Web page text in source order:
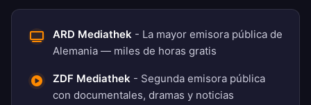
ARD Mediathek - La mayor emisora pública de
Alemania — miles de horas gratis
ZDF Mediathek - Segunda emisora pública
con documentales, dramas y noticias